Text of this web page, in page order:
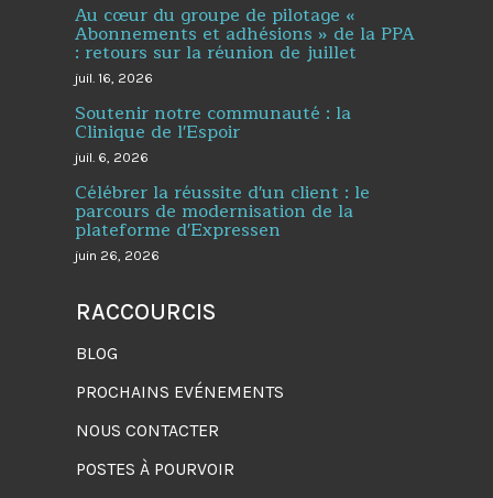
Au cœur du groupe de pilotage «
Abonnements et adhésions » de la PPA
: retours sur la réunion de juillet
juil. 16, 2026
Soutenir notre communauté : la
Clinique de l'Espoir
juil. 6, 2026
Célébrer la réussite d'un client : le
parcours de modernisation de la
plateforme d'Expressen
juin 26, 2026
RACCOURCIS
BLOG
PROCHAINS EVÉNEMENTS
NOUS CONTACTER
POSTES À POURVOIR